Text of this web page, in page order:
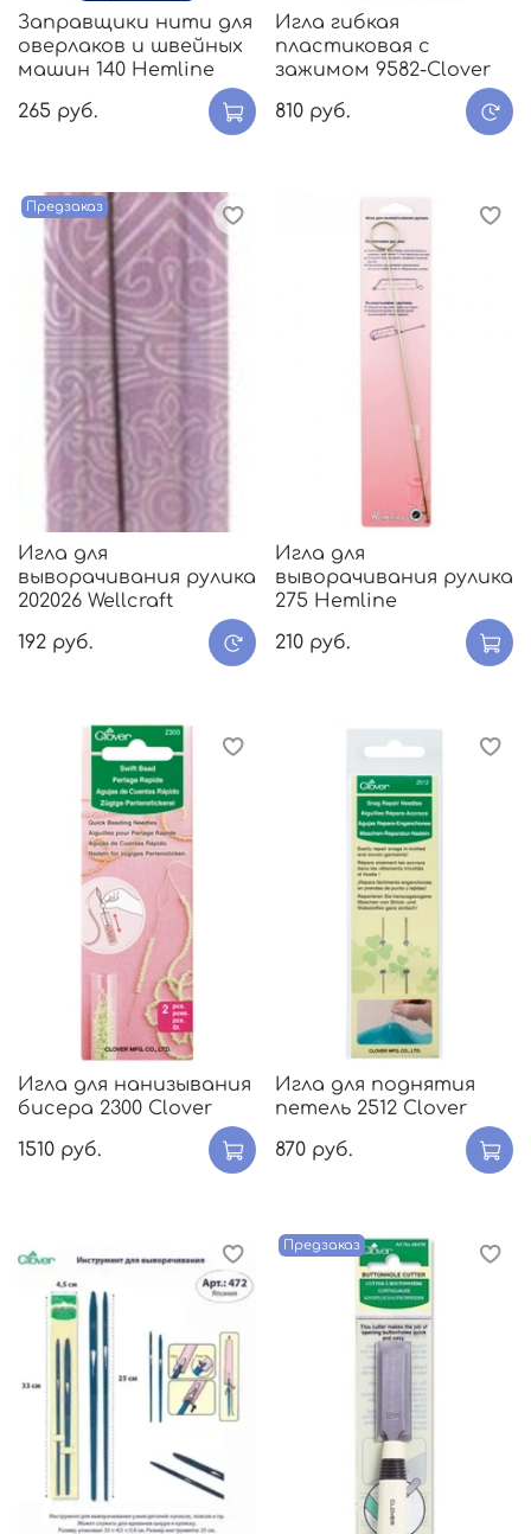
Заправщики нити для
оверлаков и швейных
машин 140 Hemline
265 руб.
Игла гибкая
пластиковая с
зажимом 9582-Clover
810 руб.
Предзаказ
Игла для
выворачивания рулика
202026 Wellcraft
192 руб.
Игла для
выворачивания рулика
275 Hemline
210 руб.
Игла для нанизывания
бисера 2300 Clover
1510 руб.
Игла для поднятия
петель 2512 Clover
870 руб.
Предзаказ